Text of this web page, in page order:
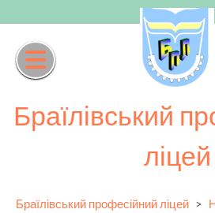
to
content
Браїлівський
ліцей
Браїлівський професійний ліцей >